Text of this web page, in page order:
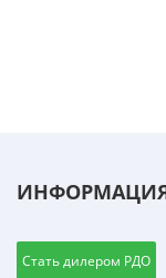
Стать дилером РДО